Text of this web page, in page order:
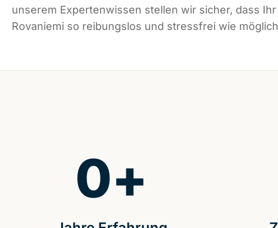
unserem Expertenwissen stellen wir sicher, dass
Rovaniemi so reibungslos und stressfrei wie
0+